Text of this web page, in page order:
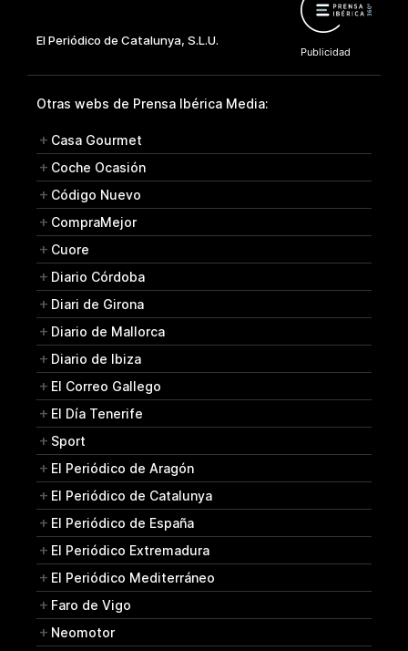
Otras webs de Prensa Ibérica Media:
Casa Gourmet
Coche Ocasión
Código Nuevo
CompraMejor
Cuore
Diario Córdoba
Diari de Girona
Diario de Mallorca
Diario de Ibiza
El Correo Gallego
El Día Tenerife
Sport
El Periódico de Aragón
El Periódico de Catalunya
El Periódico de España
El Periódico Extremadura
El Periódico Mediterráneo
Faro de Vigo
Neomotor